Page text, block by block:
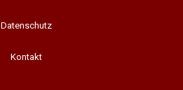
Datenschutz
Kontakt